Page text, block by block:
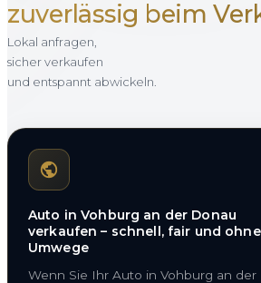
zuverlässig beim
Lokal anfragen,
sicher verkaufen
und entspannt abwickeln.
Auto in Vohburg an der Donau
verkaufen – schnell, fair und ohne
Umwege
Wenn Sie Ihr Auto in Vohburg an der